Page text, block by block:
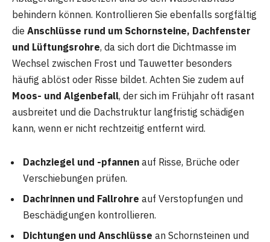
behindern können. Kontrollieren Sie ebenfalls sorgfältig
die Anschlüsse rund um Schornsteine, Dachfenster
und Lüftungsrohre, da sich dort die Dichtmasse im
Wechsel zwischen Frost und Tauwetter besonders
häufig ablöst oder Risse bildet. Achten Sie zudem auf
Moos- und Algenbefall, der sich im Frühjahr oft rasant
ausbreitet und die Dachstruktur langfristig schädigen
kann, wenn er nicht rechtzeitig entfernt wird.
Dachziegel und -pfannen auf Risse, Brüche oder
Verschiebungen prüfen.
Dachrinnen und Fallrohre auf Verstopfungen und
Beschädigungen kontrollieren.
Dichtungen und Anschlüsse an Schornsteinen und